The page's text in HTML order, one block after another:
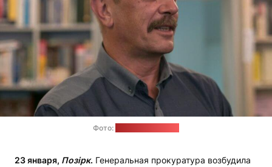
Фото:
23 января, Позірк. Генеральная прокуратура возбудила